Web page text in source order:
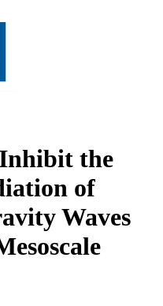
the
of
Waves